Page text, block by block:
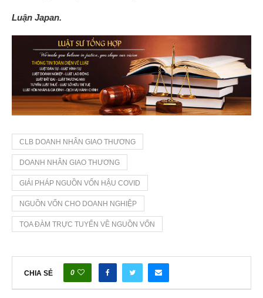
Luận Japan.
CLB DOANH NHÂN GIAO THƯƠNG
DOANH NHÂN GIAO THƯƠNG
GIẢI PHÁP NGUỒN VỐN HẬU COVID
NGUỒN VỐN CHO DOANH NGHIỆP
TỌA ĐÀM TRỰC TUYẾN VỀ NGUỒN VỐN
CHIA SẺ 0